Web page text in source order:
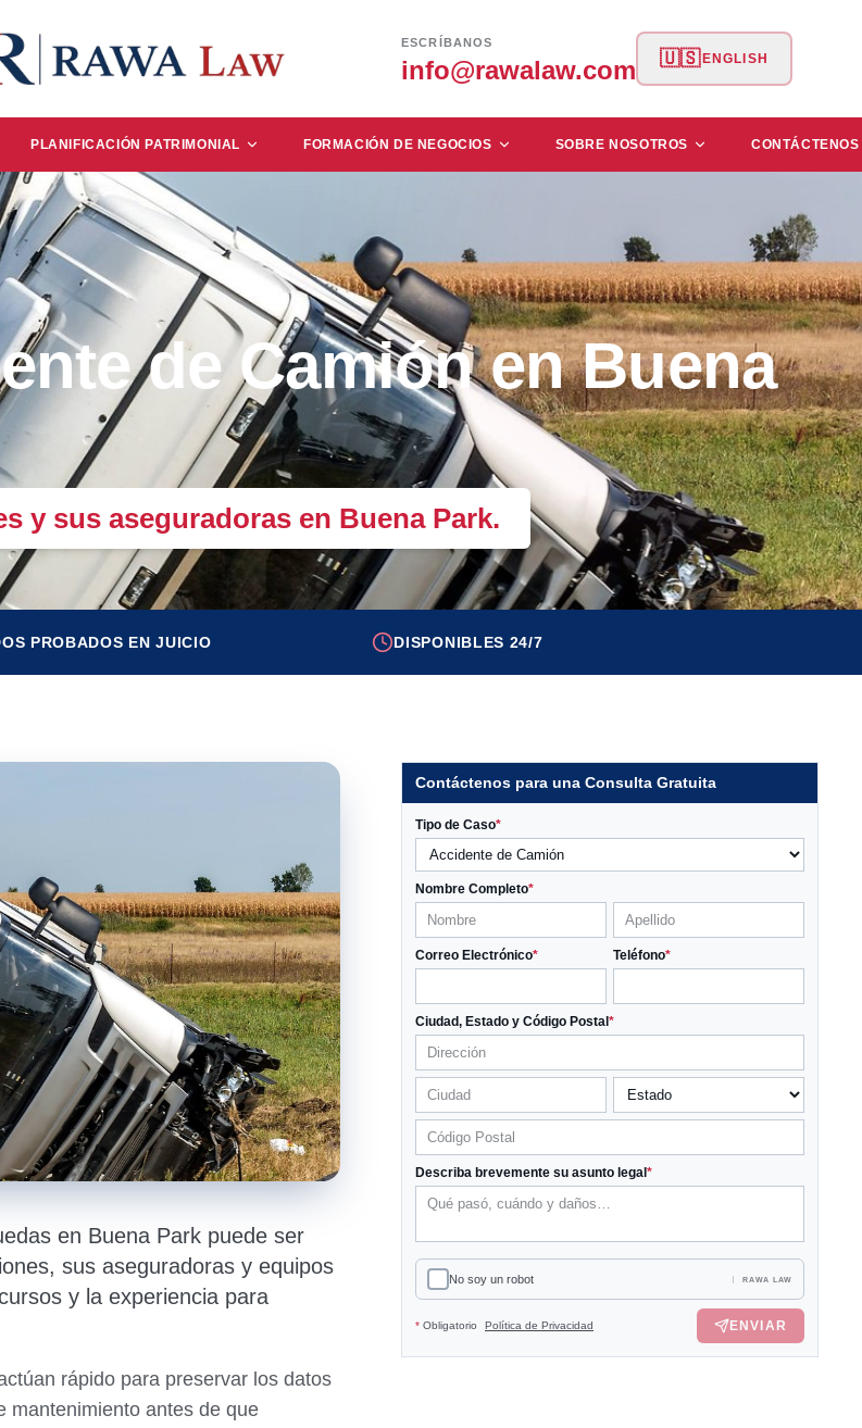
ESCRÍBANOS
info@rawalaw.com 🇺🇸 ENGLISH
PLANIFICACIÓN PATRIMONIAL FORMACIÓN DE NEGOCIOS SOBRE NOSOTROS CONTÁCTENOS
de Camión en Buena
y sus aseguradoras en Buena Park.
PROBADOS EN JUICIO DISPONIBLES 24/7
en Buena Park puede ser
sus aseguradoras y equipos
y la experiencia para
rápido para preservar los datos
mantenimiento antes de que
Contáctenos para una Consulta Gratuita
Tipo de Caso*
Nombre Completo*
Correo Electrónico* Teléfono*
Ciudad, Estado y Código Postal *
Describa brevemente su asunto legal *
No soy un robot RAWA LAW
* Obligatorio Política de Privacidad ENVIAR